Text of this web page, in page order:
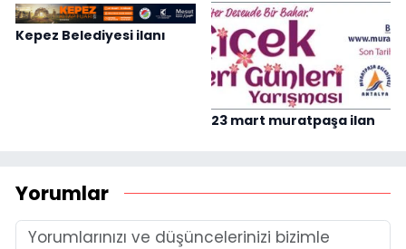
Kepez Belediyesi ilanı
23 mart muratpaşa ilan
Yorumlar